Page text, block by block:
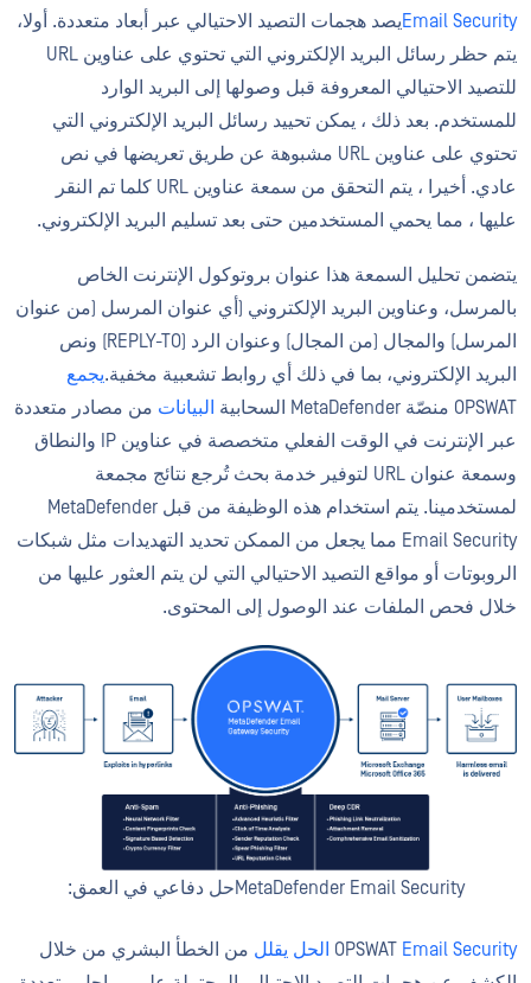
Email Securityيصد هجمات التصيد الاحتيالي عبر أبعاد متعددة. أولا،
يتم حظر رسائل البريد الإلكتروني التي تحتوي على عناوين URL
للتصيد الاحتيالي المعروفة قبل وصولها إلى البريد الوارد
للمستخدم. بعد ذلك ، يمكن تحييد رسائل البريد الإلكتروني التي
تحتوي على عناوين URL مشبوهة عن طريق تعريضها في نص
عادي. أخيرا ، يتم التحقق من سمعة عناوين URL كلما تم النقر
عليها ، مما يحمي المستخدمين حتى بعد تسليم البريد الإلكتروني.
يتضمن تحليل السمعة هذا عنوان بروتوكول الإنترنت الخاص
بالمرسل، وعناوين البريد الإلكتروني (أي عنوان المرسل (من عنوان
المرسل) والمجال (من المجال) وعنوان الرد (REPLY-TO) ونص
البريد الإلكتروني، بما في ذلك أي روابط تشعبية مخفية.يجمع
OPSWAT منصّة MetaDefender السحابية
البيانات من مصادر متعددة
عبر الإنترنت في الوقت الفعلي متخصصة في عناوين IP والنطاق
وسمعة عنوان URL لتوفير خدمة بحث تُرجع نتائج مجمعة
لمستخدمينا. يتم استخدام هذه الوظيفة من قبل MetaDefender
Email Security مما يجعل من الممكن تحديد التهديدات مثل شبكات
الروبوتات أو مواقع التصيد الاحتيالي التي لن يتم العثور عليها من
خلال فحص الملفات عند الوصول إلى المحتوى.
MetaDefender Email Securityحل دفاعي في العمق:
OPSWAT Email Security الحل يقلل
من الخطأ البشري من خلال